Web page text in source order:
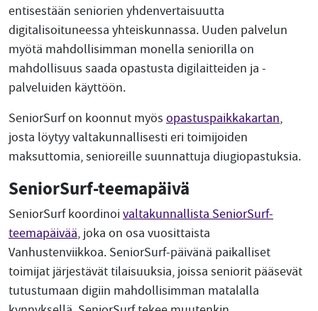
entisestään seniorien yhdenvertaisuutta
digitalisoituneessa yhteiskunnassa. Uuden palvelun
myötä mahdollisimman monella seniorilla on
mahdollisuus saada opastusta digilaitteiden ja -
palveluiden käyttöön.
SeniorSurf on koonnut myös opastuspaikkakartan,
josta löytyy valtakunnallisesti eri toimijoiden
maksuttomia, senioreille suunnattuja diugiopastuksia.
SeniorSurf-teemapäivä
SeniorSurf koordinoi valtakunnallista SeniorSurf-
teemapäivää, joka on osa vuosittaista
Vanhustenviikkoa. SeniorSurf-päivänä paikalliset
toimijat järjestävät tilaisuuksia, joissa seniorit pääsevät
tutustumaan digiin mahdollisimman matalalla